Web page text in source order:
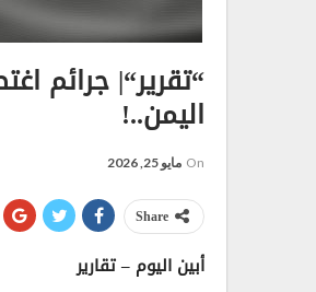
“تقرير“| جرائم
اليمن..!
On مايو 25, 2026
Share
أبين اليوم – تقارير